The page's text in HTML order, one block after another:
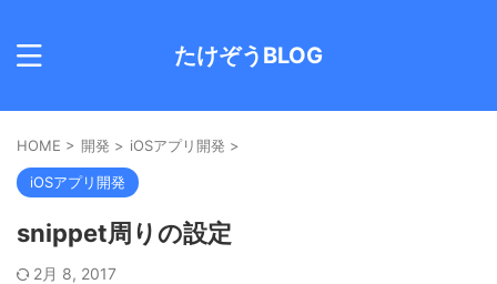
たけぞうBLOG
HOME > 開発 > iOSアプリ開発 >
iOSアプリ開発
snippet周りの設定
2月 8, 2017